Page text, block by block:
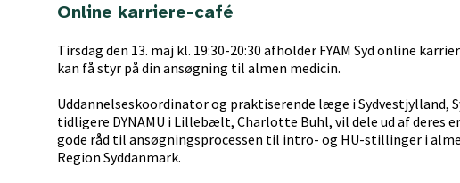
Online karriere-café
Tirsdag den 13. maj kl. 19:30-20:30 afholder FYAM Syd online
kan få styr på din ansøgning til almen medicin.
Uddannelseskoordinator og praktiserende læge i Sydvestjylland,
tidligere DYNAMU i Lillebælt, Charlotte Buhl, vil dele ud af deres
gode råd til ansøgningsprocessen til intro- og HU-stillinger i
Region Syddanmark.